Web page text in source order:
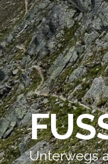
Unterwegs